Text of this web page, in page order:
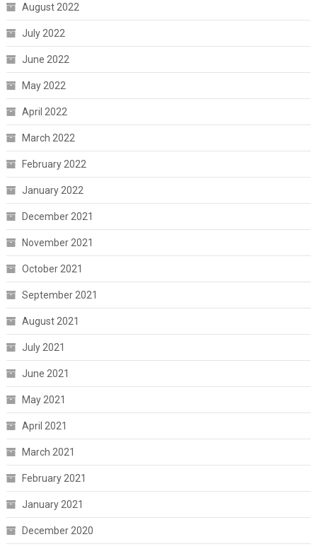
August 2022
July 2022
June 2022
May 2022
April 2022
March 2022
February 2022
January 2022
December 2021
November 2021
October 2021
September 2021
August 2021
July 2021
June 2021
May 2021
April 2021
March 2021
February 2021
January 2021
December 2020